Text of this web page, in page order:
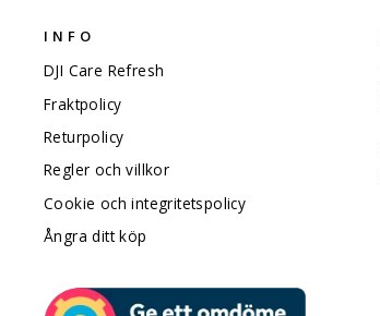
INFO
DJI Care Refresh
Fraktpolicy
Returpolicy
Regler och villkor
Cookie och integritetspolicy
Ångra ditt köp